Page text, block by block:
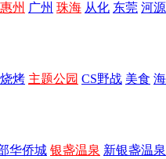
惠州 广州 珠海 从化 东莞 河源
烧烤 主题公园 CS野战 美食
华侨城 银盏温泉 新银盏温泉